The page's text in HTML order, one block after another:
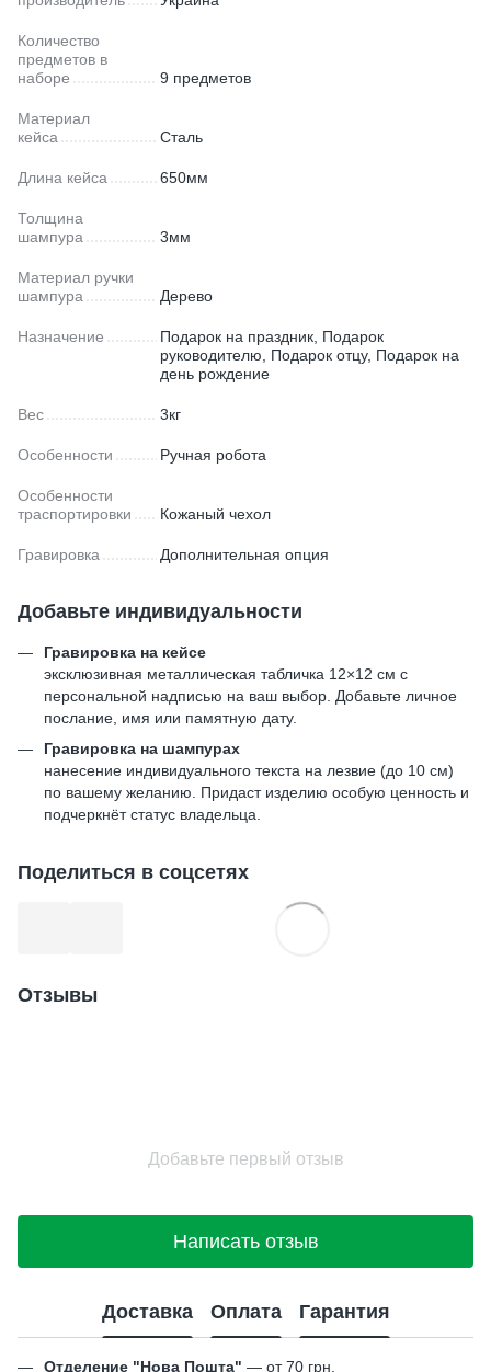
Количество
предметов в
наборе
9 предметов
Материал
кейса
Сталь
Длина кейса 650мм
Толщина
шампура
3мм
Материал ручки
шампура
Дерево
Назначение
Подарок на праздник, Подарок
руководителю, Подарок отцу, Подарок на
день рождение
Вес 3кг
Особенности Ручная робота
Особенности
траспортировки
Кожаный чехол
Гравировка Дополнительная опция
Добавьте индивидуальности
Гравировка на кейсе
эксклюзивная металлическая табличка 12×12 см с
персональной надписью на ваш выбор. Добавьте личное
послание, имя или памятную дату.
Гравировка на шампурах
нанесение индивидуального текста на лезвие (до 10 см)
по вашему желанию. Придаст изделию особую ценность и
подчеркнёт статус владельца.
Поделиться в соцсетях
Отзывы
Добавьте первый отзыв
Написать отзыв
Доставка Оплата Гарантия
Отделение "Нова Пошта" — от 70 грн.